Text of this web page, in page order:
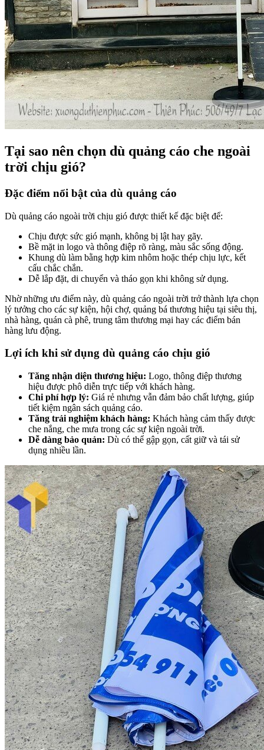
Tại sao nên chọn dù quảng cáo che ngoài
trời chịu gió?
Đặc điểm nổi bật của dù quảng cáo
Dù quảng cáo ngoài trời chịu gió được thiết kế đặc biệt để:
Chịu được sức gió mạnh, không bị lật hay gãy.
Bề mặt in logo và thông điệp rõ ràng, màu sắc sống động.
Khung dù làm bằng hợp kim nhôm hoặc thép chịu lực, kết
cấu chắc chắn.
Dễ lắp đặt, di chuyển và tháo gọn khi không sử dụng.
Nhờ những ưu điểm này, dù quảng cáo ngoài trời trở thành lựa chọn
lý tưởng cho các sự kiện, hội chợ, quảng bá thương hiệu tại siêu thị,
nhà hàng, quán cà phê, trung tâm thương mại hay các điểm bán
hàng lưu động.
Lợi ích khi sử dụng dù quảng cáo chịu gió
Tăng nhận diện thương hiệu: Logo, thông điệp thương
hiệu được phô diễn trực tiếp với khách hàng.
Chi phí hợp lý: Giá rẻ nhưng vẫn đảm bảo chất lượng, giúp
tiết kiệm ngân sách quảng cáo.
Tăng trải nghiệm khách hàng: Khách hàng cảm thấy được
che nắng, che mưa trong các sự kiện ngoài trời.
Dễ dàng bảo quản: Dù có thể gập gọn, cất giữ và tái sử
dụng nhiều lần.